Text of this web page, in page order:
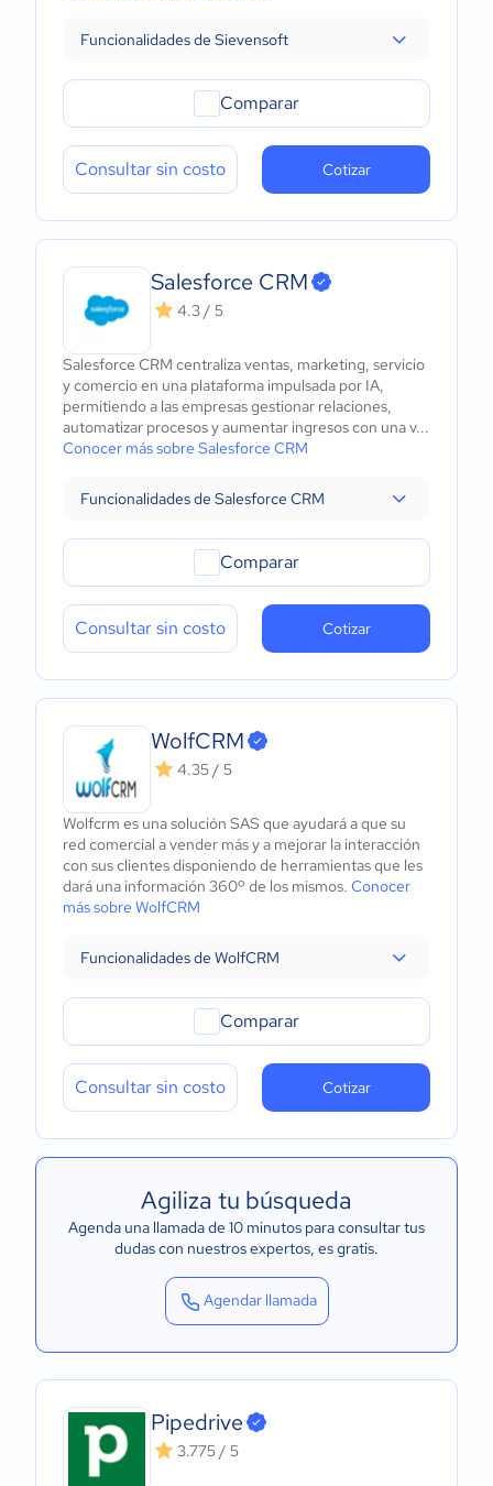
Funcionalidades de Sievensoft
Comparar
Consultar sin costo Cotizar
Salesforce CRM
4.3 / 5
Salesforce CRM centraliza ventas, marketing, servicio
y comercio en una plataforma impulsada por IA,
permitiendo a las empresas gestionar relaciones,
automatizar procesos y aumentar ingresos con una v...
Conocer más sobre Salesforce CRM
Funcionalidades de Salesforce CRM
Comparar
Consultar sin costo Cotizar
WolfCRM
4.35 / 5
Wolfcrm es una solución SAS que ayudará a que su
red comercial a vender más y a mejorar la interacción
con sus clientes disponiendo de herramientas que les
dará una información 360º de los mismos. Conocer
más sobre WolfCRM
Funcionalidades de WolfCRM
Comparar
Consultar sin costo Cotizar
Agiliza tu búsqueda
Agenda una llamada de 10 minutos para consultar tus
dudas con nuestros expertos, es gratis.
Agendar llamada
Pipedrive
3.775 / 5